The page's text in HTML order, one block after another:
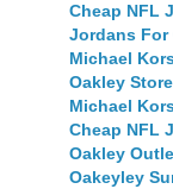
Cheap NFL
Jordans For
Michael
Oakley Store
Michael
Cheap NFL
Oakley
Oakeyley